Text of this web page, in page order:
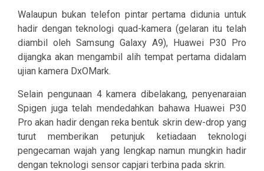
Walaupun bukan telefon pintar pertama didunia untuk
hadir dengan teknologi quad-kamera (gelaran itu telah
diambil oleh Samsung Galaxy A9), Huawei P30 Pro
dijangka akan mengambil alih tempat pertama didalam
ujian kamera DxOMark.
Selain pengunaan 4 kamera dibelakang, penyenaraian
Spigen juga telah mendedahkan bahawa Huawei P30
Pro akan hadir dengan reka bentuk skrin dew-drop yang
turut memberikan petunjuk ketiadaan teknologi
pengecaman wajah yang lengkap namun mungkin hadir
dengan teknologi sensor capjari terbina pada skrin.